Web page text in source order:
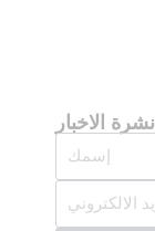
نشرة الاخبار